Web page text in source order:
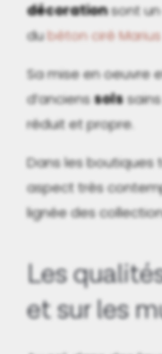
décorationsont un
dubéton ciré
Sa mise en oeuvre
d’ancienssols
réduit et propre.
Dans les boutiques
aspect très
lignée des
Les
et sur les